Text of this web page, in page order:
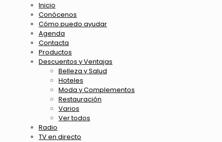
Inicio
Conócenos
Cómo puedo ayudar
Agenda
Contacta
Productos
Descuentos y Ventajas
Belleza y Salud
Hoteles
Moda y Complementos
Restauración
Varios
Ver todos
Radio
TV en directo